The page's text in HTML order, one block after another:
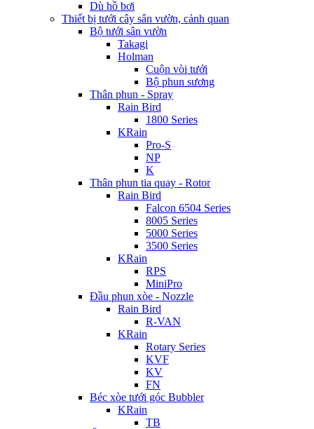
Dù hồ bơi
Thiết bị tưới cây sân vườn, cảnh quan
Bộ tưới sân vườn
Takagi
Holman
Cuộn vòi tưới
Bộ phun sương
Thân phun - Spray
Rain Bird
1800 Series
KRain
Pro-S
NP
K
Thân phun tia quay - Rotor
Rain Bird
Falcon 6504 Series
8005 Series
5000 Series
3500 Series
KRain
RPS
MiniPro
Đầu phun xòe - Nozzle
Rain Bird
R-VAN
KRain
Rotary Series
KVF
KV
FN
Béc xòe tưới góc Bubbler
KRain
TB